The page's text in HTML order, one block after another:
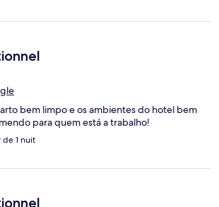
bem limpo e os ambientes do hotel bem
para quem está a trabalho!
de 1 nuit